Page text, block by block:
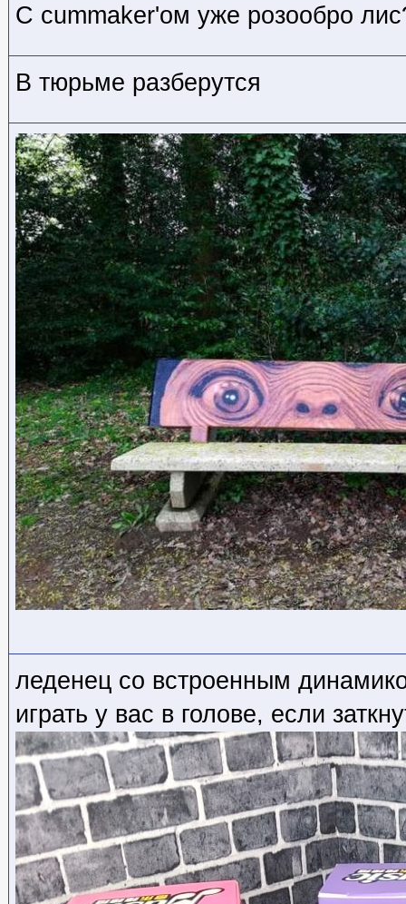
С cummaker'ом уже розообро
В тюрьме разберутся
леденец со встроенным
играть у вас в голове, если